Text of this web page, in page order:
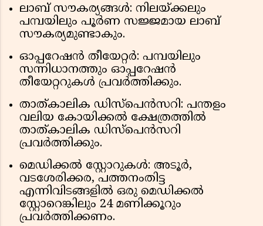
ലാബ് സൗകര്യങ്ങൾ: നിലയ്ക്കലും
പമ്പയിലും പൂർണ സജ്ജമായ ലാബ്
സൗകര്യമുണ്ടാകും.
ഓപ്പറേഷൻ തീയേറ്റർ: പമ്പയിലും
സന്നിധാനത്തും ഓപ്പറേഷൻ
തീയേറ്ററുകൾ പ്രവർത്തിക്കും.
താത്കാലിക ഡിസ്പെൻസറി: പന്തളം
വലിയ കോയിക്കൽ ക്ഷേത്രത്തിൽ
താത്കാലിക ഡിസ്‌പെൻസറി
പ്രവർത്തിക്കും.
മെഡിക്കൽ സ്റ്റോറുകൾ: അടൂർ,
വടശേരിക്കര, പത്തനംതിട്ട
എന്നിവിടങ്ങളിൽ ഒരു മെഡിക്കൽ
സ്റ്റോറെങ്കിലും 24 മണിക്കൂറും
പ്രവർത്തിക്കണം.